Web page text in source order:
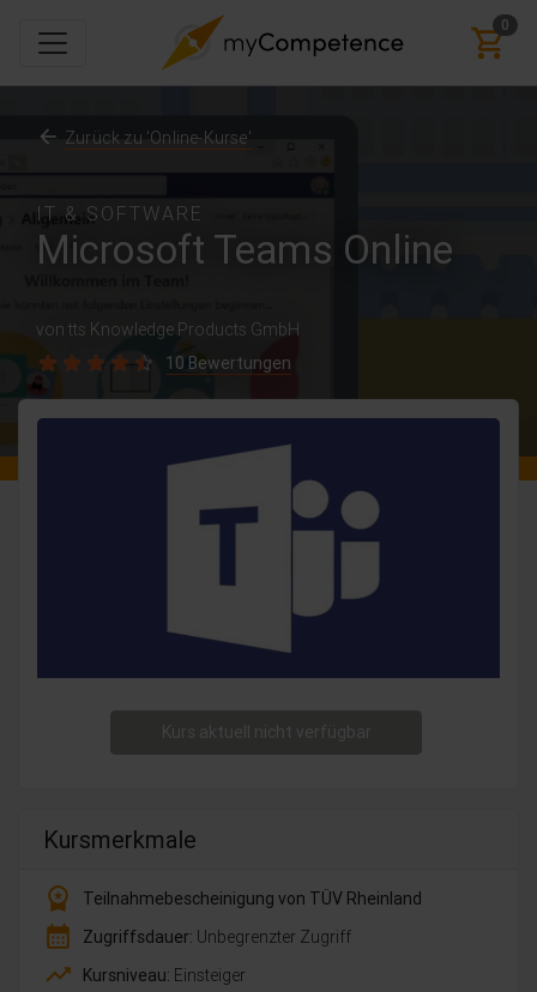
0
IT & SOFTWARE
Microsoft Teams Online
von tts Knowledge Products GmbH
10 Bewertungen
Zurück zu 'Online-Kurse'
Kurs aktuell nicht verfügbar
Kursmerkmale
workspace_premium
Teilnahmebescheinigung von TÜV Rheinland
calendar_month Zugriffsdauer: Unbegrenzter Zugriff
trending_up Kursniveau: Einsteiger